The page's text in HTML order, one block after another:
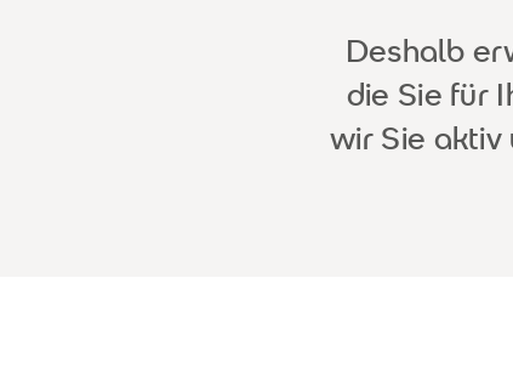
Deshalb
die Sie für
wir Sie aktiv